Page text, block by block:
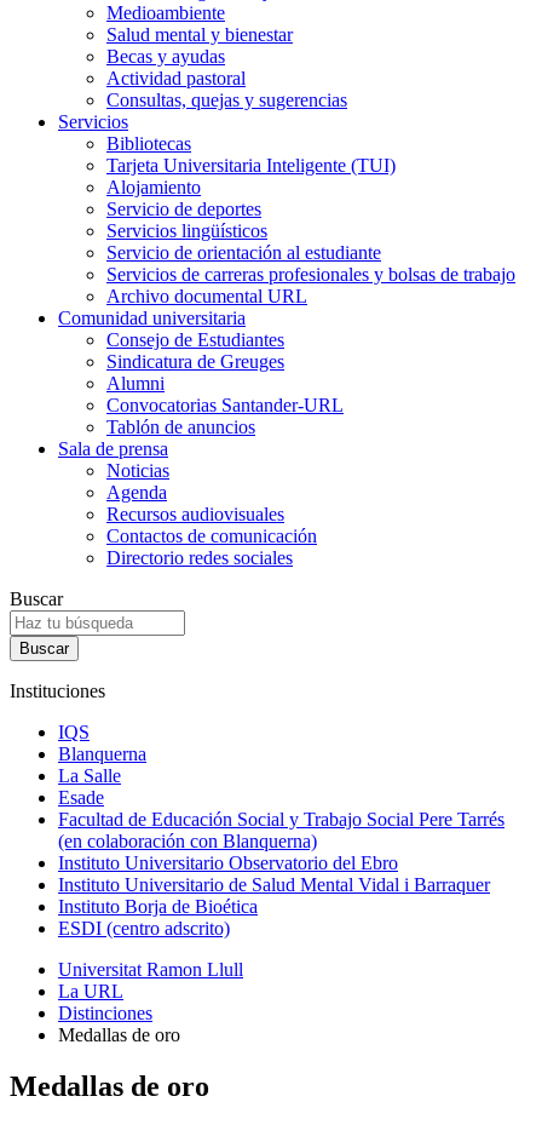
Medioambiente
Salud mental y bienestar
Becas y ayudas
Actividad pastoral
Consultas, quejas y sugerencias
Servicios
Bibliotecas
Tarjeta Universitaria Inteligente (TUI)
Alojamiento
Servicio de deportes
Servicios lingüísticos
Servicio de orientación al estudiante
Servicios de carreras profesionales y bolsas de trabajo
Archivo documental URL
Comunidad universitaria
Consejo de Estudiantes
Sindicatura de Greuges
Alumni
Convocatorias Santander-URL
Tablón de anuncios
Sala de prensa
Noticias
Agenda
Recursos audiovisuales
Contactos de comunicación
Directorio redes sociales
Buscar
Instituciones
IQS
Blanquerna
La Salle
Esade
Facultad de Educación Social y Trabajo Social Pere Tarrés
(en colaboración con Blanquerna)
Instituto Universitario Observatorio del Ebro
Instituto Universitario de Salud Mental Vidal i Barraquer
Instituto Borja de Bioética
ESDI (centro adscrito)
Universitat Ramon Llull
La URL
Distinciones
Medallas de oro
Medallas de oro